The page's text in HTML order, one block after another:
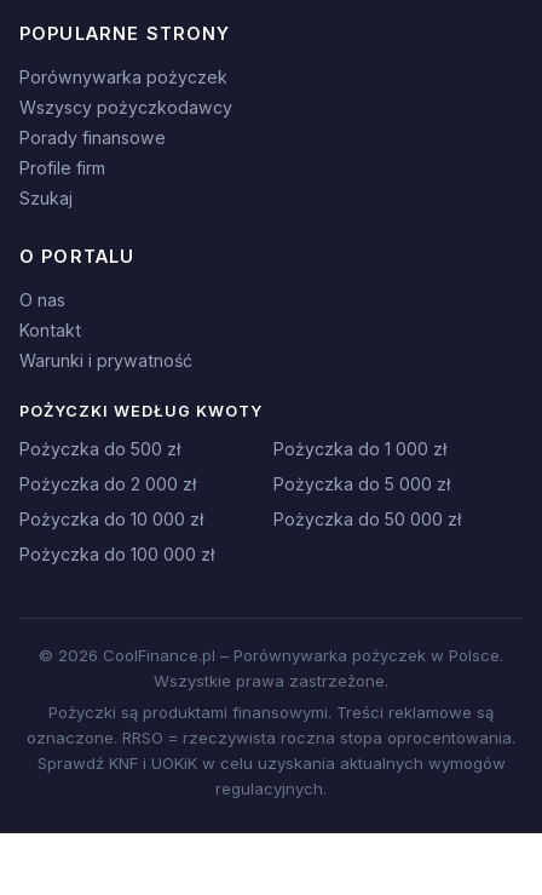
POPULARNE STRONY
Porównywarka pożyczek
Wszyscy pożyczkodawcy
Porady finansowe
Profile firm
Szukaj
O PORTALU
O nas
Kontakt
Warunki i prywatność
POŻYCZKI WEDŁUG KWOTY
Pożyczka do 500 zł
Pożyczka do 1 000 zł
Pożyczka do 2 000 zł
Pożyczka do 5 000 zł
Pożyczka do 10 000 zł
Pożyczka do 50 000 zł
Pożyczka do 100 000 zł
© 2026 CoolFinance.pl – Porównywarka pożyczek w Polsce.
Wszystkie prawa zastrzeżone.
Pożyczki są produktami finansowymi. Treści reklamowe są
oznaczone. RRSO = rzeczywista roczna stopa oprocentowania.
Sprawdź KNF i UOKiK w celu uzyskania aktualnych wymogów
regulacyjnych.